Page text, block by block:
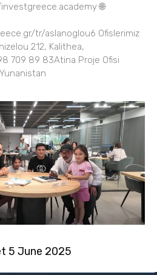
🌐
tr/aslanoglou6 Ofislerimiz
212, Kalithea,
709 89 83Atina Proje Ofisi
5 June 2025